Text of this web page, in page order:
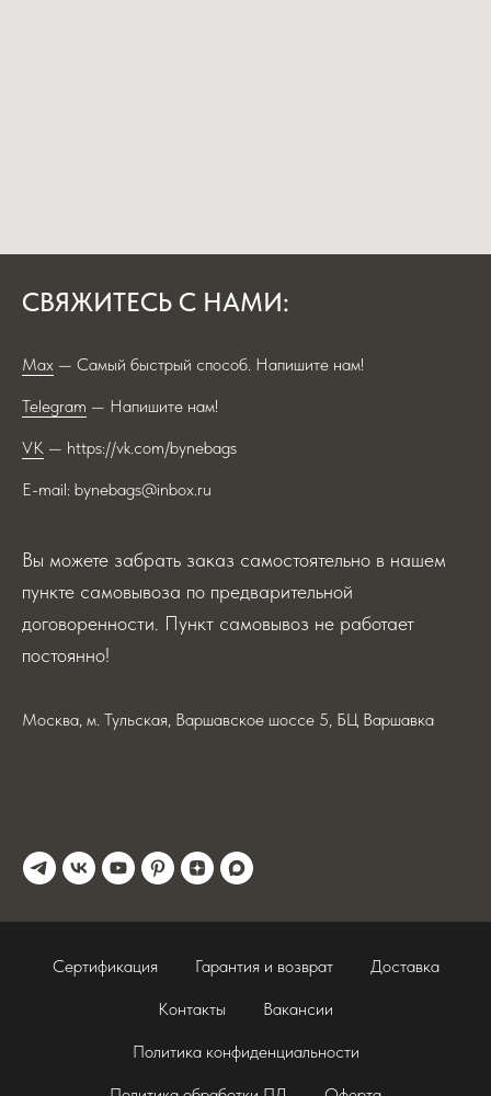
СВЯЖИТЕСЬ С НАМИ:
Max — Самый быстрый способ. Напишите нам!
Telegram — Напишите нам!
VK — https://vk.com/bynebags
E-mail: bynebags@inbox.ru
Вы можете забрать заказ самостоятельно в нашем
пункте самовывоза по предварительной
договоренности. Пункт самовывоз не работает
постоянно!
Москва, м. Тульская, Варшавское шоссе 5, БЦ Варшавка
Сертификация Гарантия и возврат Доставка
Контакты Вакансии
Политика конфиденциальности